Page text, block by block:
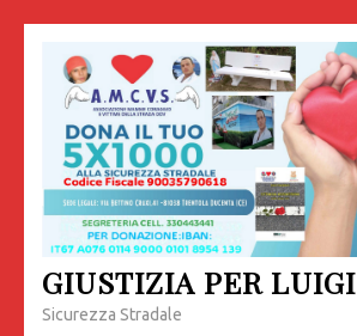
contenuto
(premi
invio)
GIUSTIZIA PER LUIGI
Sicurezza Stradale